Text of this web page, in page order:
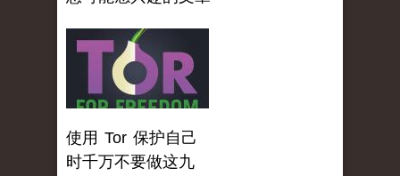
使用 Tor 保护自己
时千万不要做这九